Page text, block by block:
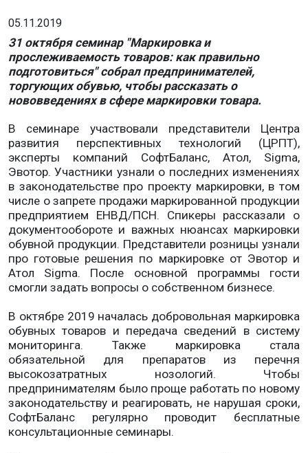
05.11.2019
31 октября семинар "Маркировка и
прослеживаемость товаров: как правильно
подготовиться" собрал предпринимателей,
торгующих обувью, чтобы рассказать о
нововведениях в сфере маркировки товара.
В семинаре участвовали представители Центра
развития перспективных технологий (ЦРПТ),
эксперты компаний СофтБаланс, Атол, Sigma,
Эвотор. Участники узнали о последних изменениях
в законодательстве про проекту маркировки, в том
числе о запрете продажи маркированной продукции
предприятием ЕНВД/ПСН. Спикеры рассказали о
документообороте и важных нюансах маркировки
обувной продукции. Представители розницы узнали
про готовые решения по маркировке от Эвотор и
Атол Sigma. После основной программы гости
смогли задать вопросы о собственном бизнесе.
В октябре 2019 началась добровольная маркировка
обувных товаров и передача сведений в систему
мониторинга. Также маркировка стала
обязательной для препаратов из перечня
высокозатратных нозологий. Чтобы
предпринимателям было проще работать по новому
законодательству и реагировать, не нарушая сроки,
СофтБаланс регулярно проводит бесплатные
консультационные семинары.